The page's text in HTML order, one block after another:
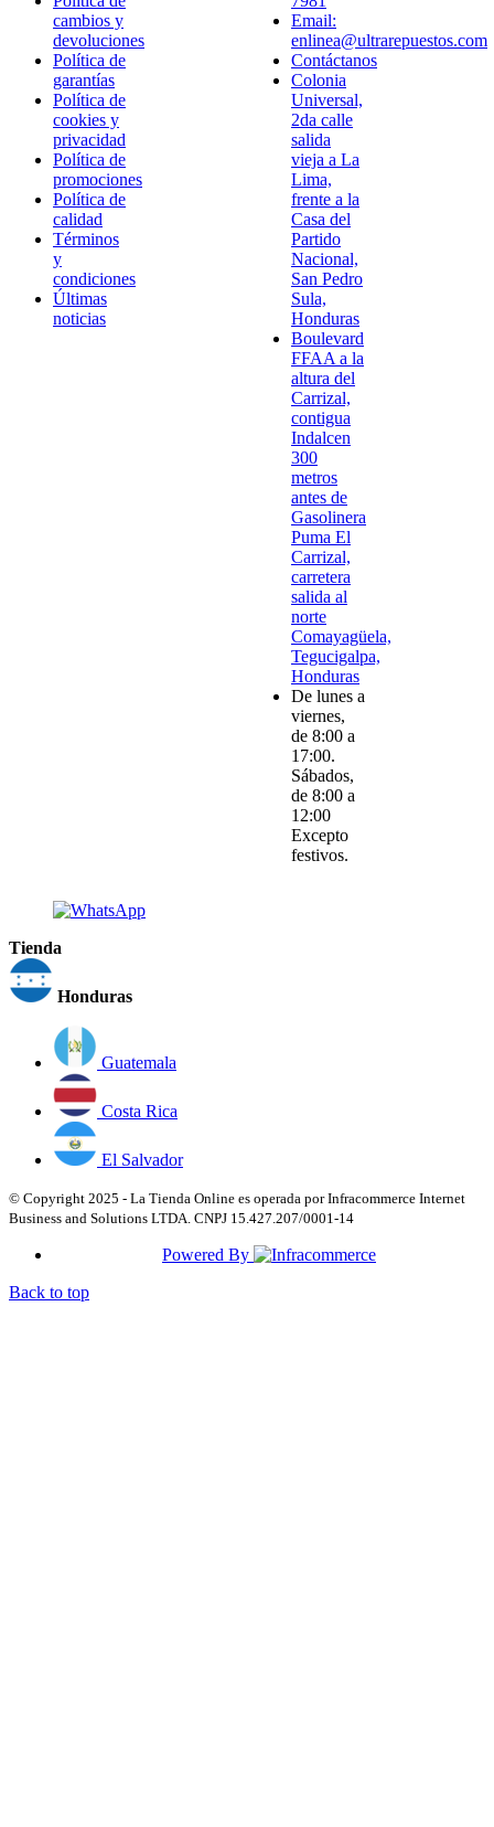
cambios y
devoluciones
Política de
garantías
Política de
cookies y
privacidad
Política de
promociones
Política de
calidad
Términos
y
condiciones
Últimas
noticias
Email:
enlinea@ultrarepuestos.com
Contáctanos
Colonia
Universal,
2da calle
salida
vieja a La
Lima,
frente a la
Casa del
Partido
Nacional,
San Pedro
Sula,
Honduras
Boulevard
FFAA a la
altura del
Carrizal,
contigua
Indalcen
300
metros
antes de
Gasolinera
Puma El
Carrizal,
carretera
salida al
norte
Comayagüela,
Tegucigalpa,
Honduras
De lunes a
viernes,
de 8:00 a
17:00.
Sábados,
de 8:00 a
12:00
Excepto
festivos.
Tienda
Honduras
Guatemala
Costa Rica
El Salvador
© Copyright 2025 - La Tienda Online es operada por Infracommerce Internet
Business and Solutions LTDA. CNPJ 15.427.207/0001-14
Powered By
Back to top